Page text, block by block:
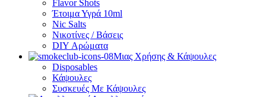
Flavor Shots
Έτοιμα Υγρά 10ml
Nic Salts
Νικοτίνες / Βάσεις
DIY Αρώματα
Μιας Χρήσης & Κάψουλες
Disposables
Κάψουλες
Συσκευές Με Κάψουλες